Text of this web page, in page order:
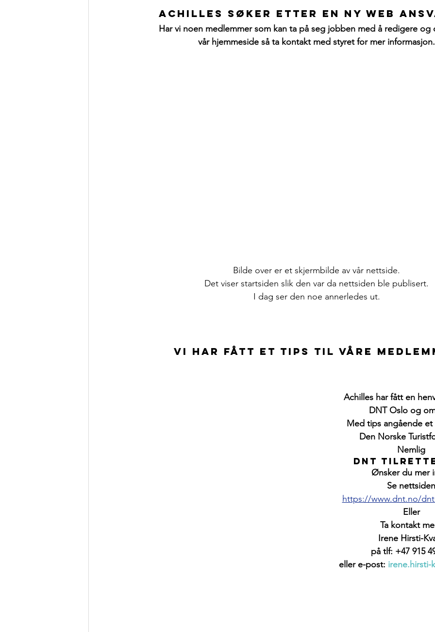
Achilles søker etter en ny web
Har vi noen medlemmer som kan ta på seg jobben med å redigere og
vår hjemmeside så ta kontakt med styret for mer
Bilde over er et skjermbilde av vår nettside.
Det viser startsiden slik den var da nettsiden ble publisert.
I dag ser den noe annerledes ut.
vi har fått et tips til våre
Achilles har fått en
DNT Oslo og
Med tips angående
Den Norske
Nemlig
DNT
Ønsker du mer
Se nettsiden
https://www.dnt.no/
Eller
Ta kontakt
Irene Hirsti-
på tlf: +47 915
eller e-post: irene.hirsti-